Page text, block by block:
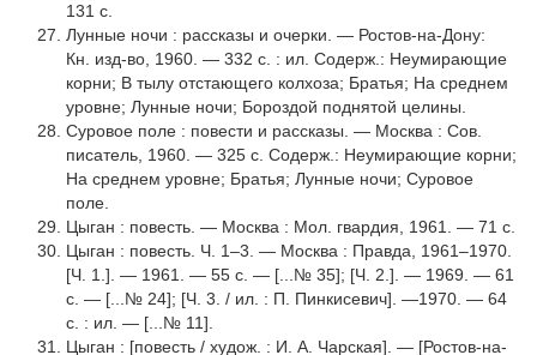
131 с.
Лунные ночи : рассказы и очерки. — Ростов-на-Дону:
Кн. изд-во, 1960. — 332 с. : ил. Содерж.: Неумирающие
корни; В тылу отстающего колхоза; Братья; На среднем
уровне; Лунные ночи; Бороздой поднятой целины.
Суровое поле : повести и рассказы. — Москва : Сов.
писатель, 1960. — 325 с. Содерж.: Неумирающие корни;
На среднем уровне; Братья; Лунные ночи; Суровое
поле.
Цыган : повесть. — Москва : Мол. гвардия, 1961. — 71 с.
Цыган : повесть. Ч. 1–3. — Москва : Правда, 1961–1970.
[Ч. 1.]. — 1961. — 55 с. — [...№ 35]; [Ч. 2.]. — 1969. — 61
с. — [...№ 24]; [Ч. 3. / ил. : П. Пинкисевич]. —1970. — 64
с. : ил. — [...№ 11].
Цыган : [повесть / худож. : И. А. Чарская]. — [Ростов-на-